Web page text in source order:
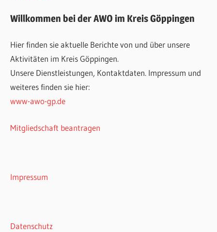
Willkommen bei der AWO im Kreis Göppingen
Hier finden sie aktuelle Berichte von und über unsere
Aktivitäten im Kreis Göppingen.
Unsere Dienstleistungen, Kontaktdaten. Impressum und
weiteres finden sie hier:
www-awo-gp.de
Mitgliedschaft beantragen
Impressum
Datenschutz